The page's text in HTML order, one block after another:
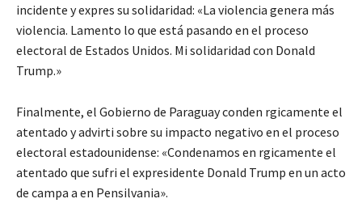
incidente y expres su solidaridad: «La violencia genera más
violencia. Lamento lo que está pasando en el proceso
electoral de Estados Unidos. Mi solidaridad con Donald
Trump.»
Finalmente, el Gobierno de Paraguay conden rgicamente el
atentado y advirti sobre su impacto negativo en el proceso
electoral estadounidense: «Condenamos en rgicamente el
atentado que sufri el expresidente Donald Trump en un acto
de campa a en Pensilvania».